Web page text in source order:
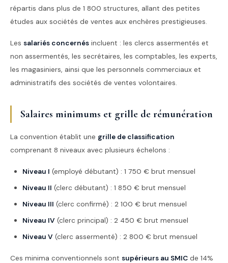
répartis dans plus de 1 800 structures, allant des petites
études aux sociétés de ventes aux enchères prestigieuses.
Les salariés concernés incluent : les clercs assermentés et
non assermentés, les secrétaires, les comptables, les experts,
les magasiniers, ainsi que les personnels commerciaux et
administratifs des sociétés de ventes volontaires.
Salaires minimums et grille de rémunération
La convention établit une grille de classification
comprenant 8 niveaux avec plusieurs échelons :
Niveau I (employé débutant) : 1 750 € brut mensuel
Niveau II (clerc débutant) : 1 850 € brut mensuel
Niveau III (clerc confirmé) : 2 100 € brut mensuel
Niveau IV (clerc principal) : 2 450 € brut mensuel
Niveau V (clerc assermenté) : 2 800 € brut mensuel
Ces minima conventionnels sont supérieurs au SMIC de 14%